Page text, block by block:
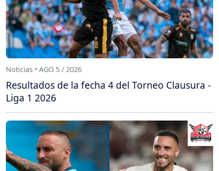
Noticias • AGO 5 / 2026
Resultados de la fecha 4 del Torneo Clausura -
Liga 1 2026